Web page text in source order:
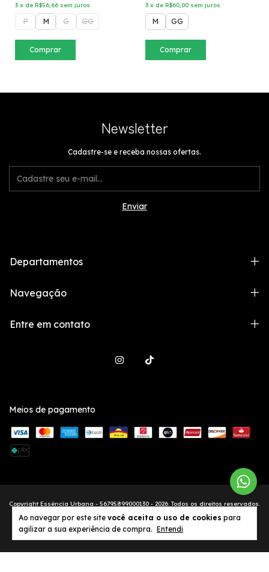
Ao navegar por este site você aceita o uso de cookies para
agilizar a sua experiência de compra. Entendi
3 x de R$56,66 sem juros
P M G GG
Comprar
3 x de R$60,00 sem juros
M GG
Comprar
Newsletter
Cadastre-se e receba nossas ofertas.
Departamentos
Navegação
Entre em contato
Meios de pagamento
Copyright Essência Urbana - 56795899000130 - 2026. Todos os direitos reservados.